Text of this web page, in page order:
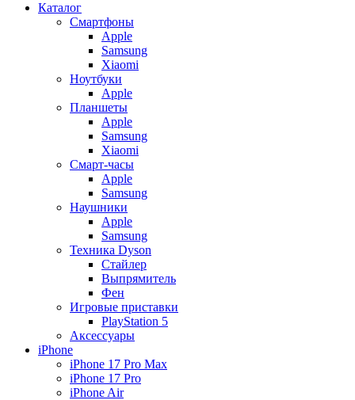
Каталог
Смартфоны
Apple
Samsung
Xiaomi
Ноутбуки
Apple
Планшеты
Apple
Samsung
Xiaomi
Смарт-часы
Apple
Samsung
Наушники
Apple
Samsung
Техника Dyson
Стайлер
Выпрямитель
Фен
Игровые приставки
PlayStation 5
Аксессуары
iPhone
iPhone 17 Pro Max
iPhone 17 Pro
iPhone Air